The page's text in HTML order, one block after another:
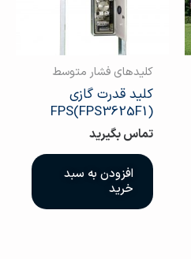
کلیدهای فشار متوسط
کلید قدرت گازی
(FPS3625F1)FPS
تماس بگیرید
افزودن به سبد
خرید